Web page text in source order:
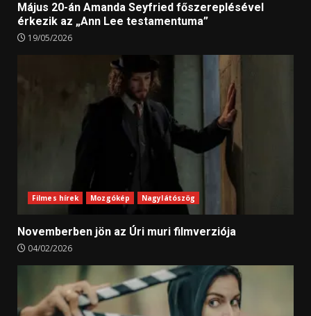
Május 20-án Amanda Seyfried főszereplésével
érkezik az „Ann Lee testamentuma”
19/05/2026
Filmes hírek Mozgókép Nagylátószög
Novemberben jön az Úri muri filmverziója
04/02/2026